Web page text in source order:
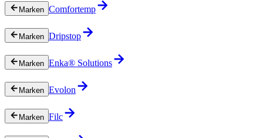
Marken Comfortemp
Marken Dripstop
Marken Enka® Solutions
Marken Evolon
Marken Filc